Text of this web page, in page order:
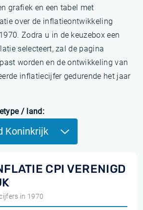
grafiek en een tabel met
over de inflatieontwikkeling
Zodra u in de keuzebox een
selecteert, zal de pagina
worden en de ontwikkeling van
inflatiecijfer gedurende het jaar
/ land:
Koninkrijk
CPI VERENIGD
in 1970